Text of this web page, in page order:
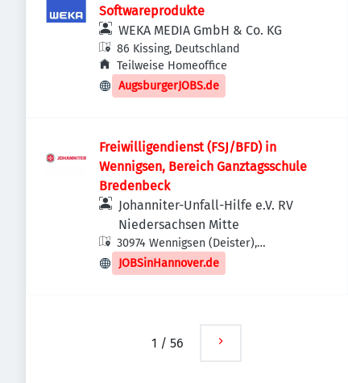
Softwareprodukte
WEKA MEDIA GmbH & Co. KG
86 Kissing, Deutschland
Teilweise Homeoffice
AugsburgerJOBS.de
Freiwilligendienst (FSJ/BFD) in
Wennigsen, Bereich Ganztagsschule
Bredenbeck
Johanniter-Unfall-Hilfe e.V. RV
Niedersachsen Mitte
30974 Wennigsen (Deister),
Deutschland
JOBSinHannover.de
1 / 56